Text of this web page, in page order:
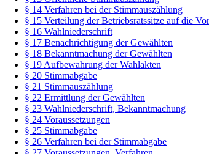
§ 14 Verfahren bei der Stimmauszählung
§ 15 Verteilung der Betriebsratssitze auf die
§ 16 Wahlniederschrift
§ 17 Benachrichtigung der Gewählten
§ 18 Bekanntmachung der Gewählten
§ 19 Aufbewahrung der Wahlakten
§ 20 Stimmabgabe
§ 21 Stimmauszählung
§ 22 Ermittlung der Gewählten
§ 23 Wahlniederschrift, Bekanntmachung
§ 24 Voraussetzungen
§ 25 Stimmabgabe
§ 26 Verfahren bei der Stimmabgabe